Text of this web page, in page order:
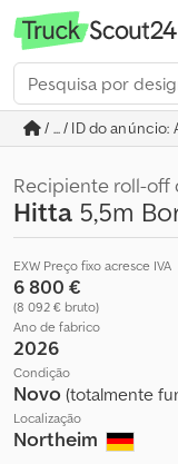
/ ... / ID do anúncio:
Recipiente roll-off
Hitta 5,5m
EXW Preço fixo acresce IVA
6 800 €
(8 092 € bruto)
Ano de fabrico
2026
Condição
Novo (totalmente
Localização
Northeim